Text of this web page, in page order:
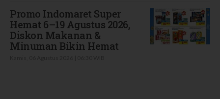
Promo Indomaret Super
Hemat 6–19 Agustus 2026,
Diskon Makanan &
Minuman Bikin Hemat